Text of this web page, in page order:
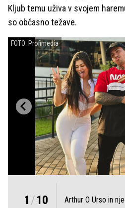
Kljub temu uživa v svojem
so občasno težave.
FOTO: Profimedia
1 /10 Arthur O Urso in